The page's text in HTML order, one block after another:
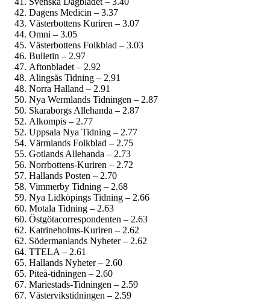
Dagens Medicin – 3.37
Västerbottens Kuriren – 3.07
Omni – 3.05
Västerbottens Folkblad – 3.03
Bulletin – 2.97
Aftonbladet – 2.92
Alingsås Tidning – 2.91
Norra Halland – 2.91
Nya Wermlands Tidningen – 2.87
Skaraborgs Allehanda – 2.87
Alkompis – 2.77
Uppsala Nya Tidning – 2.77
Värmlands Folkblad – 2.75
Gotlands Allehanda – 2.73
Norrbottens-Kuriren – 2.72
Hallands Posten – 2.70
Vimmerby Tidning – 2.68
Nya Lidköpings Tidning – 2.66
Motala Tidning – 2.63
Östgöta­correspondenten – 2.63
Katrineholms-Kuriren – 2.62
Söderman­lands Nyheter – 2.62
TTELA – 2.61
Hallands Nyheter – 2.60
Piteå-tidningen – 2.60
Mariestads-Tidningen – 2.59
Västervikstidningen – 2.59